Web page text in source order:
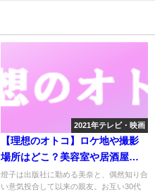
2021年テレビ・映画
【理想のオトコ】ロケ地や撮影
場所はどこ？美容室や居酒屋な
ど
燈子は出版社に勤める美奈と、偶然知り合
い意気投合して以来の親友。お互い30代